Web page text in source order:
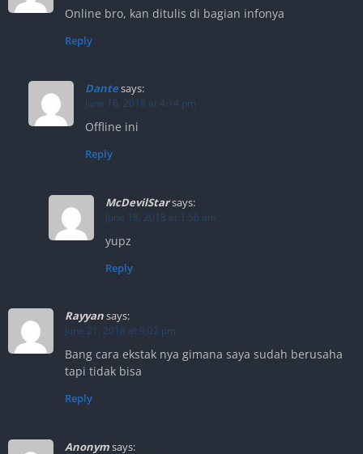
Online bro, kan ditulis di bagian infonya
Reply
Dantesays:
June 16, 2018 at 4:14 pm
Offline ini
Reply
McDevilStarsays:
June 18, 2018 at 1:56 am
yupz
Reply
Rayyansays:
June 21, 2018 at 9:02 pm
Bang cara ekstak nya gimana saya sudah berusaha
tapi tidak bisa
Reply
Anonymsays: